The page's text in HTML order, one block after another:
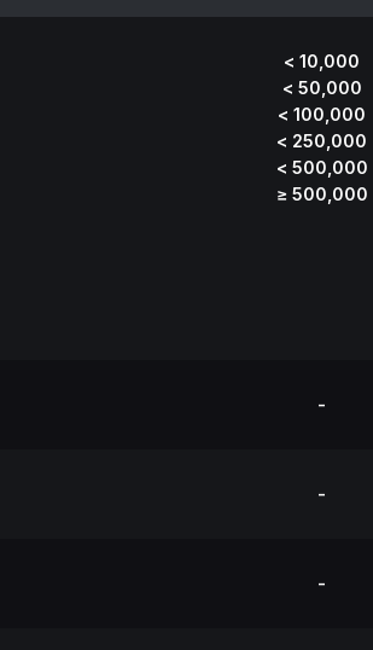
< 10,000
< 50,000
< 100,000
< 250,000
< 500,000
≥ 500,000
-
-
-